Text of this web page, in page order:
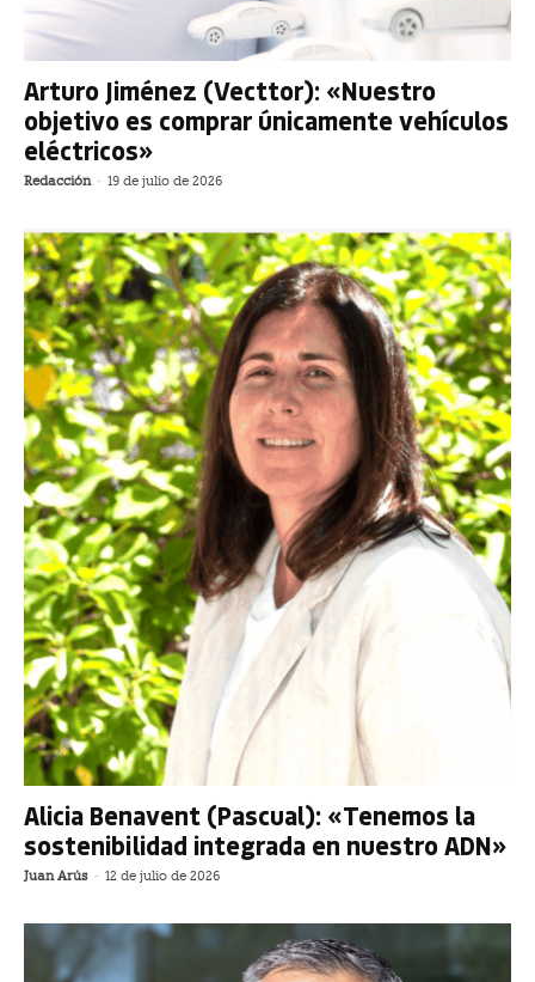
Arturo Jiménez (Vecttor): «Nuestro
objetivo es comprar únicamente vehículos
eléctricos»
Redacción - 19 de julio de 2026
Alicia Benavent (Pascual): «Tenemos la
sostenibilidad integrada en nuestro ADN»
Juan Arús - 12 de julio de 2026